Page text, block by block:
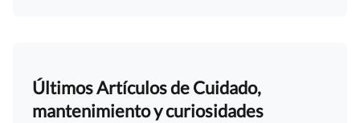
Últimos Artículos de Cuidado,
mantenimiento y curiosidades